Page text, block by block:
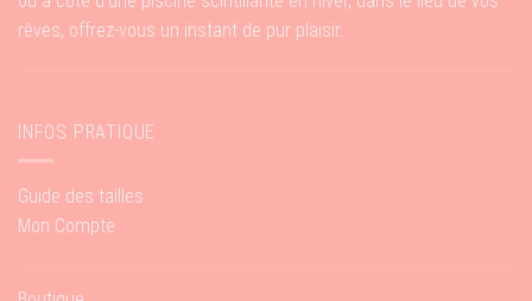
rêves, offrez-vous un instant de pur plaisir.
INFOS PRATIQUE
Guide des tailles
Mon Compte